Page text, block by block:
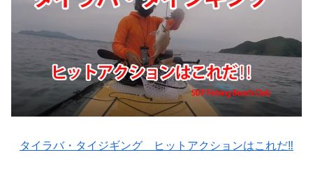
タイラバ・タイジギング ヒットアクションはこれだ‼